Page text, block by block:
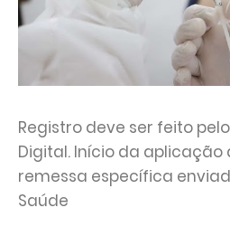
Registro deve ser feito
Digital. Início da aplicação
remessa específica
Saúde